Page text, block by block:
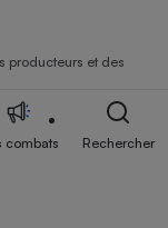
producteurs et des
combats Rechercher